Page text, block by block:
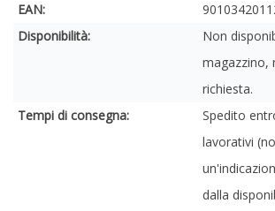
EAN:
Disponibilità:
Non
magazzino,
richiesta.
Tempi di consegna:
Spedito
lavorativi
dalla